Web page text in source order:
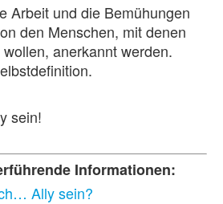
Arbeit und die Bemühungen
den Menschen, mit denen
anerkannt werden.
sein!
Informationen:
Ally sein?